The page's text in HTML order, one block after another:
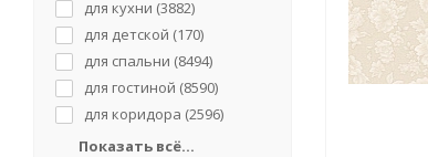
для кухни (3882)
для детской (170)
для спальни (8494)
для гостиной (8590)
для коридора (2596)
Показать всё...